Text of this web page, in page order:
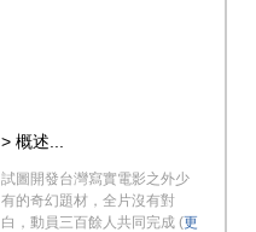
> 概述...
試圖開發台灣寫實電影之外少
有的奇幻題材，全片沒有對
白，動員三百餘人共同完成 (更